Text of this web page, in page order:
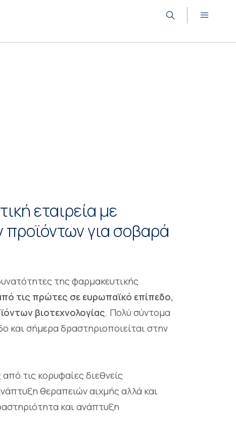
εταιρεία με
για σοβαρά
της φαρμακευτικής
τις πρώτες σε ευρωπαϊκό επίπεδο,
βιοτεχνολογίας. Πολύ σύντομα
και σήμερα δραστηριοποιείται στην
τις κορυφαίες διεθνείς
θεραπειών αιχμής αλλά και
και ανάπτυξη